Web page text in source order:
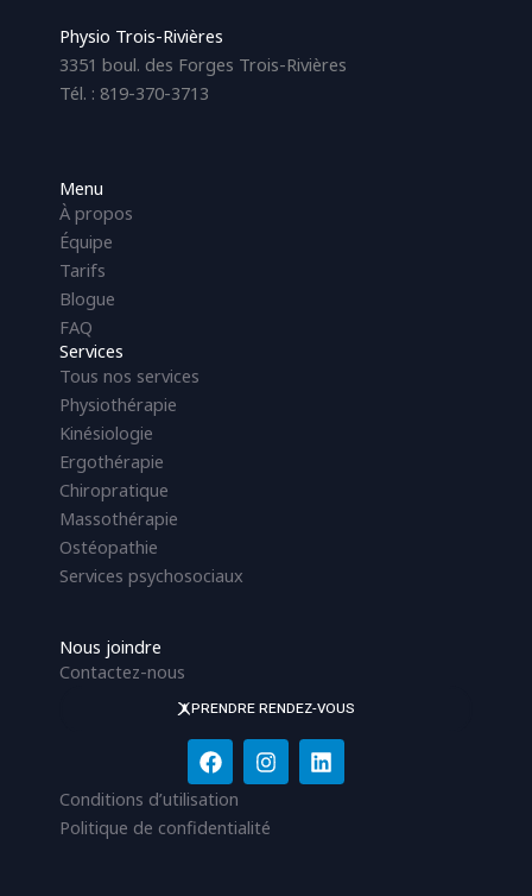
Physio Trois-Rivières
3351 boul. des Forges Trois-Rivières
Tél. : 819-370-3713
Menu
À propos
Équipe
Tarifs
Blogue
FAQ
Services
Tous nos services
Physiothérapie
Kinésiologie
Ergothérapie
Chiropratique
Massothérapie
Ostéopathie
Services psychosociaux
Nous joindre
Contactez-nous
PRENDRE RENDEZ-VOUS
F
a
c
e
b
I
n
s
t
a
L
i
n
Conditions d’utilisation
Politique de confidentialité